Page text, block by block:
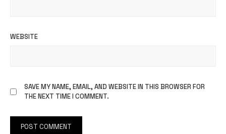
WEBSITE
SAVE MY NAME, EMAIL, AND WEBSITE IN THIS BROWSER FOR
THE NEXT TIME I COMMENT.